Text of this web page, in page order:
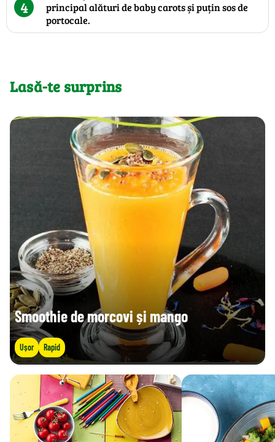
4
principal alături de baby carots și puțin sos de
portocale.
Lasă-te surprins
Smoothie de morcovi și mango
Ușor Rapid